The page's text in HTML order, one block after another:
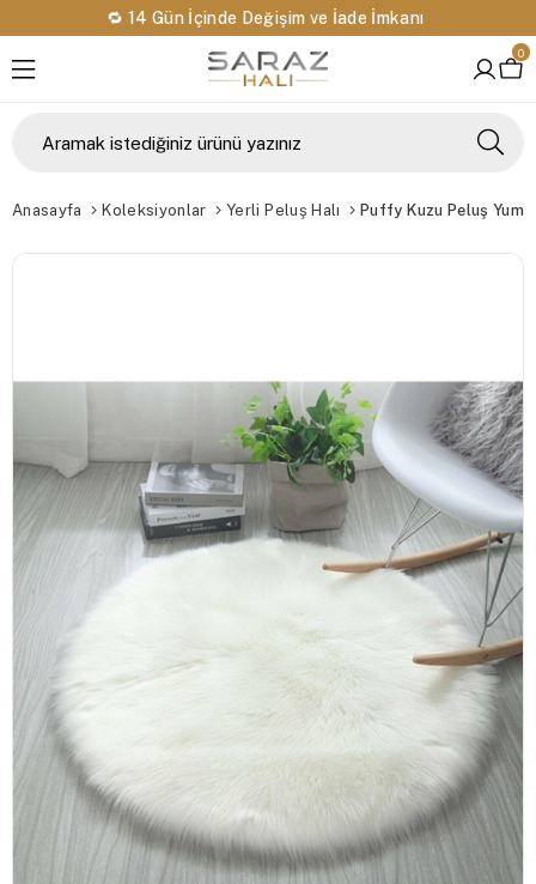
🔁 14 Gün İçinde Değişim ve İade İmkanı
0
Anasayfa Koleksiyonlar Yerli Peluş Halı Puffy Kuzu Peluş